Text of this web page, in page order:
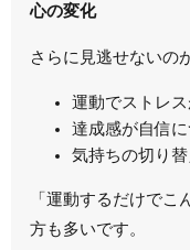
心の変化
さらに見逃せないの
運動でストレ
達成感が自信
気持ちの切り
「運動するだけでこ
方も多いです。